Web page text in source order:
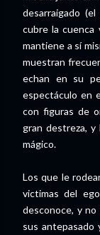
desarraigado
cubre la cuenca
mantiene a sí
muestran
echan en su
espectáculo en
con figuras de
gran destreza,
mágico.
Los que le
victimas del
desconoce, y
sus antepasado